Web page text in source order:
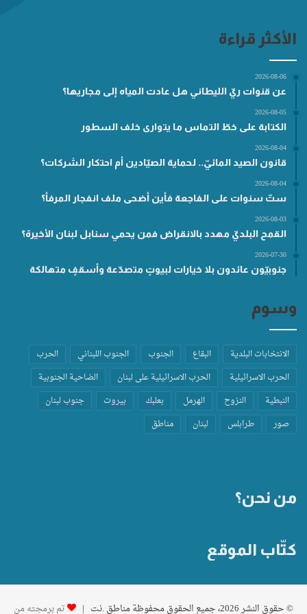
الأكثر قراءة
2026-08-06
عن قنوات ريّ الليطاني هل عادت المياه إلى مجاريها؟
2026-08-05
الكتابة على خطّ التماس ما يتوارى خلف السطور
2026-08-04
قانون الصيد المائيّ.. لحماية الصيّادين أم احتكار الشركات؟
2026-08-04
ستّ سنوات على الفاجعة فأين أضحى ملف انفجار المرفأ؟
2026-08-03
القمح البلديّ مهدد بالانقراض فمن يحمي سنابل لبنان الأخيرة؟
2026-07-30
جنوبيّون عائدون بلا خيارات لبيوتٍ متصدّعة وأسقفٍ متهالكة
وسوم
الانتخابات البلدية البقاع الجنوب الجنوب اللبناني
الحرب
الحرب الاسرائيلية
الحرب الاسرائيلية على لبنان
الضاحية الجنوبية
النبطية
النزوح الهرمل بعلبك بيروت
جنوب لبنان
صور
طرابلس لبنان مناطق
من نحن؟
كتّاب الموقع
© حقوق النشر 2026، جميع الحقوق محفوظة مناطق .نت | تم برمجته من